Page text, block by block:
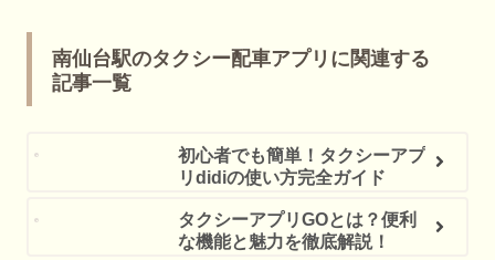
南仙台駅のタクシー配車アプリに関連する
記事一覧
初心者でも簡単！タクシーアプ
リdidiの使い方完全ガイド
タクシーアプリGOとは？便利
な機能と魅力を徹底解説！